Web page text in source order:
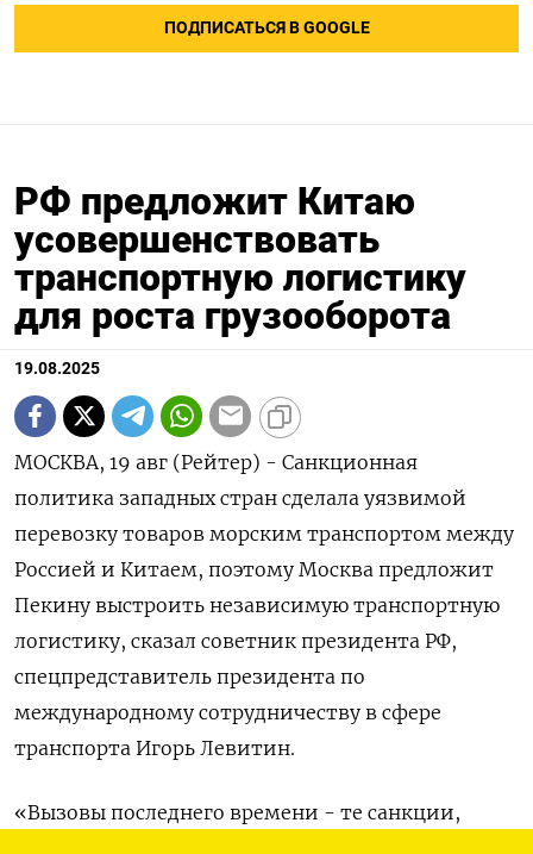
ПОДПИСАТЬСЯ В GOOGLE
РФ предложит Китаю
усовершенствовать
транспортную логистику
для роста грузооборота
19.08.2025
МОСКВА, 19 авг (Рейтер) - Санкционная
политика западных стран сделала уязвимой
перевозку товаров морским транспортом между
Россией и Китаем, поэтому Москва предложит
Пекину выстроить независимую транспортную
логистику, сказал советник президента РФ,
спецпредставитель президента по
международному сотрудничеству в сфере
транспорта Игорь Левитин.
«Вызовы последнего времени - те cанкции,